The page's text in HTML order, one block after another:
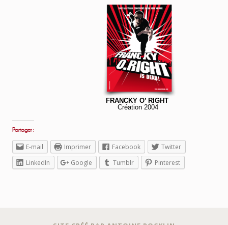
FRANCKY O’ RIGHT
Création 2004
Partager :
E-mail Imprimer Facebook
Twitter
LinkedIn
Google Tumblr Pinterest